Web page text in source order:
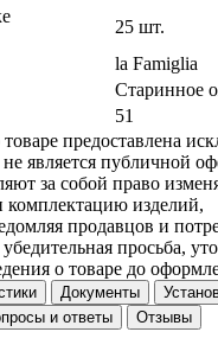
25 шт.
la Famiglia
Старинное
51
предоставлена
является публичной
за собой право
комплектацию изделий,
продавцов и
просьба,
о товаре до
Документы
и ответы Отзывы